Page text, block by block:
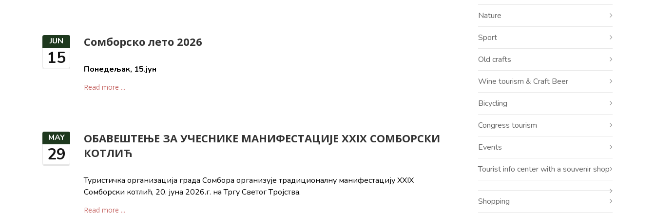
JUN
15
Сомборско лето 2026
Понедељак, 15.јун
Read more ...
MAY
29
ОБАВЕШТЕЊЕ ЗА УЧЕСНИКЕ МАНИФЕСТАЦИЈЕ XXIX СОМБОРСКИ
КОТЛИЋ
Туристичка oрганизација града Сомбора организује традиционалну манифестацију XXIX
Сомборски котлић, 20. jуна 2026.г. на Тргу Светог Tројствa.
Read more ...
Nature
Sport
Old crafts
Wine tourism & Craft Beer
Bicycling
Congress tourism
Events
Tourist info center with a souvenir shop
Shopping